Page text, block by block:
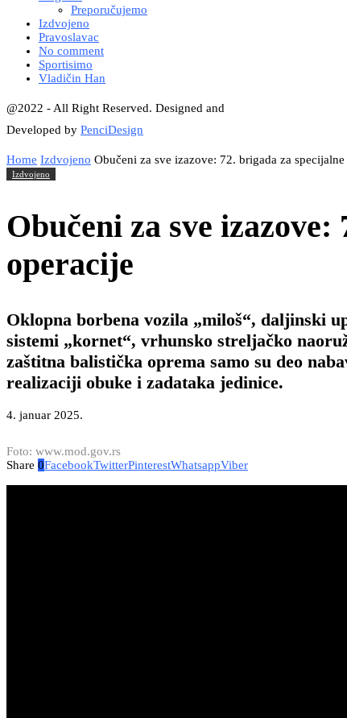
Preporučujemo
Izdvojeno
Pravoslavac
No comment
Sportisimo
Vladičin Han
@2022 - All Right Reserved. Designed and
Developed by PenciDesign
Home Izdvojeno Obučeni za sve izazove: 72. brigada za
Izdvojeno
Obučeni za sve
operacije
Oklopna borbena vozila „miloš“, daljinski
sistemi „kornet“, vrhunsko streljačko
zaštitna balistička oprema samo su deo
realizaciji obuke i zadataka jedinice.
4. januar 2025.
Foto: www.mod.gov.rs
Share 0FacebookTwitterPinterestWhatsappViber